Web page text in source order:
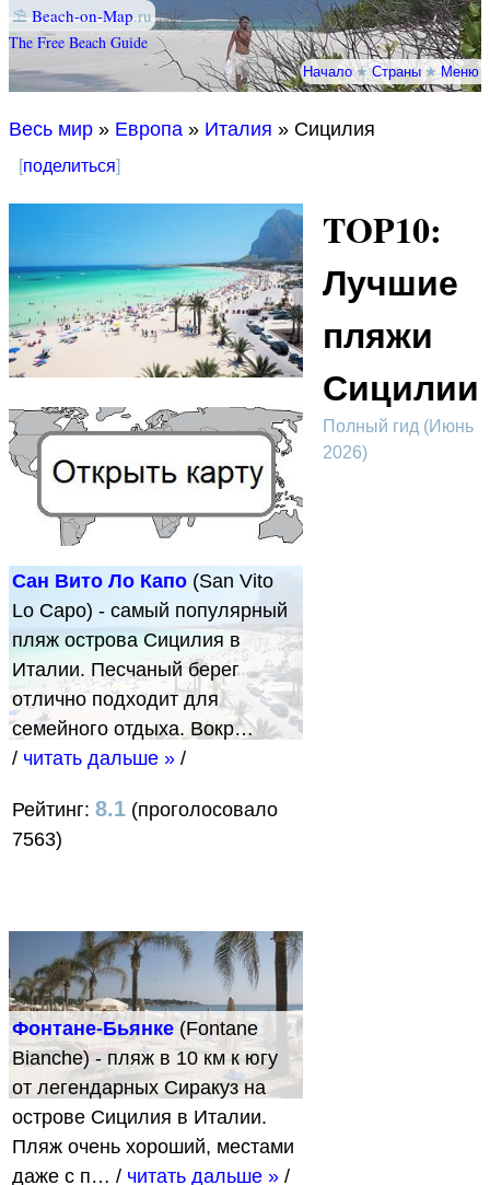
⛱ Beach-on-Map.ru
The Free Beach Guide
Начало★Страны★Меню
Весь мир » Европа » Италия » Сицилия
[поделиться]
TOP10:
Лучшие
пляжи
Сицилии
Полный гид (Июнь
2026)
Сан Вито Ло Капо (San Vito
Lo Capo) - самый популярный
пляж острова Сицилия в
Италии. Песчаный берег
отлично подходит для
семейного отдыха. Вокр…
/ читать дальше » /
Рейтинг: 8.1 (проголосовало
7563)
Фонтане-Бьянке(Fontane
Bianche) - пляж в 10 км к югу
от легендарных Сиракуз на
острове Сицилия в Италии.
Пляж очень хороший, местами
даже с п… / читать дальше » /